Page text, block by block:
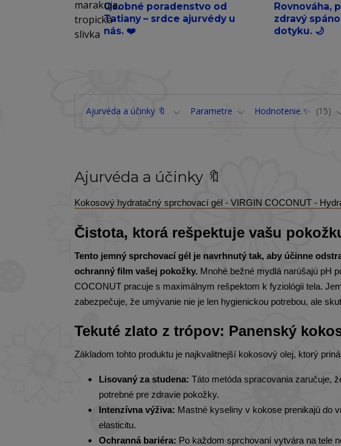
Osobné poradenstvo od
Tatiany – srdce ajurvédy u
nás. ❤️
Rovnováha,
zdravý
dotyku. 🌙
Ajurvéda a účinky 🔖 Parametre Hodnotenie ✨ 15
Ajurvéda a účinky 🔖
Kokosový hydratačný sprchovací gél - VIRGIN COCONUT -
Čistota, ktorá rešpektuje vašu
Tento jemný sprchovací gél je navrhnutý tak, aby účinne
ochranný film vašej pokožky. Mnohé bežné mydlá narúšajú pH
COCONUT pracuje s maximálnym rešpektom k fyziológii tela.
zabezpečuje, že umývanie nie je len hygienickou potrebou, ale
Tekuté zlato z trópov: Panenský
Základom tohto produktu je najkvalitnejší kokosový olej, ktorý
Lisovaný za studena: Táto metóda spracovania zaručuje,
potrebné pre zdravie pokožky.
Intenzívna výživa: Mastné kyseliny v kokose prenikajú do
elasticitu.
Ochranná bariéra: Po každom sprchovaní vytvára na tele